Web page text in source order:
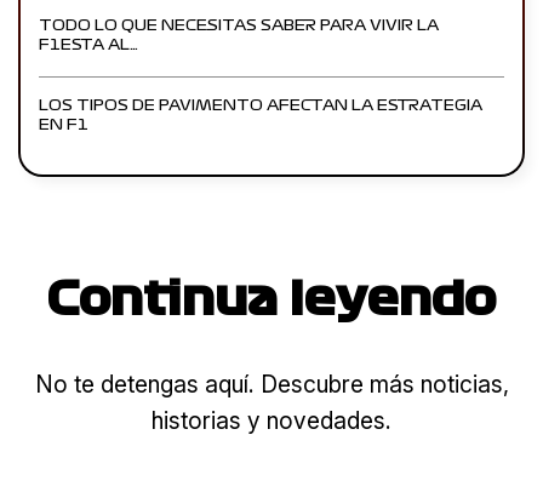
TODO LO QUE NECESITAS SABER PARA VIVIR LA
F1ESTA AL…
LOS TIPOS DE PAVIMENTO AFECTAN LA ESTRATEGIA
EN F1
Continua leyendo
No te detengas aquí. Descubre más noticias,
historias y novedades.